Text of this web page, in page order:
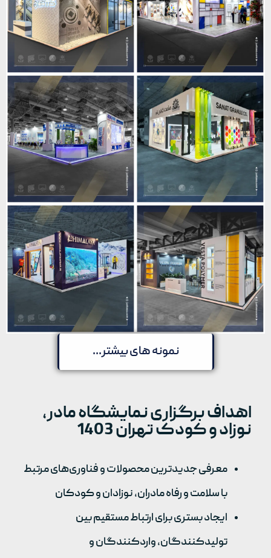
نمونه های بیشتر...
اهداف برگزاری نمایشگاه مادر،
نوزاد و کودک تهران 1403
معرفی جدیدترین محصولات و فناوری‌های مرتبط
با سلامت و رفاه مادران، نوزادان و کودکان
ایجاد بستری برای ارتباط مستقیم بین
تولیدکنندگان، واردکنندگان و